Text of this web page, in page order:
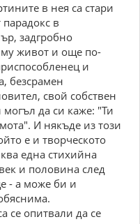
в нея са стари
в
задгробно
му живот и още по-
и
безсрамен
свой собствен
да си каже: "Ти
И някъде из този
е и творческото
една стихийна
и половина след
- а може би и
се опитвали да се